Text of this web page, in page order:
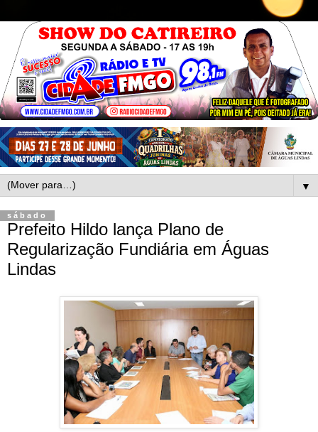
▼
sábado
Prefeito Hildo lança Plano de
Regularização Fundiária em Águas
Lindas